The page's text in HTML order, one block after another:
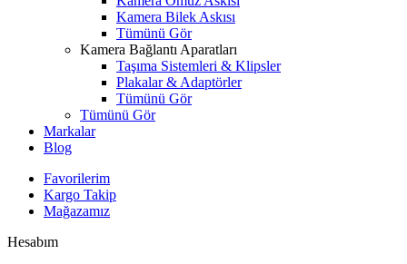
Kamera Bilek Askısı
Tümünü Gör
Kamera Bağlantı Aparatları
Taşıma Sistemleri & Klipsler
Plakalar & Adaptörler
Tümünü Gör
Tümünü Gör
Markalar
Blog
Favorilerim
Kargo Takip
Mağazamız
Hesabım